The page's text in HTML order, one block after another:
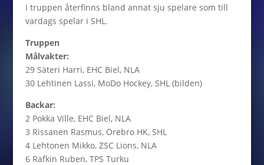
I truppen återfinns bland annat sju spelare som till
vardags spelar i SHL.
Truppen
Målvakter:
29 Säteri Harri, EHC Biel, NLA
30 Lehtinen Lassi, MoDo Hockey, SHL (bilden)
Backar:
2 Pokka Ville, EHC Biel, NLA
3 Rissanen Rasmus, Örebro HK, SHL
4 Lehtonen Mikko, ZSC Lions, NLA
6 Rafkin Ruben, TPS Turku